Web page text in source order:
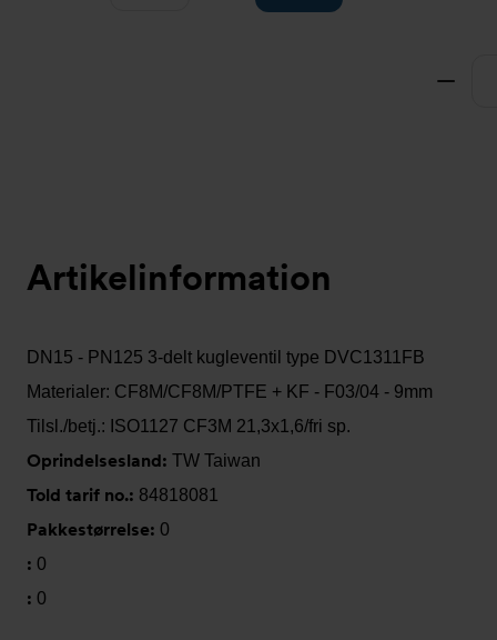
Tag
Artikelinformation
DN15 - PN125 3-delt kugleventil type DVC1311FB
Materialer: CF8M/CF8M/PTFE + KF - F03/04 - 9mm
Tilsl./betj.: ISO1127 CF3M 21,3x1,6/fri sp.
Oprindelsesland: TW Taiwan
Told tarif no.: 84818081
Pakkestørrelse: 0
: 0
: 0